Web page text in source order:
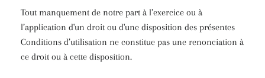
Tout manquement de notre part à l’exercice ou à
l’application d'un droit ou d'une disposition des présentes
Conditions d’utilisation ne constitue pas une renonciation à
ce droit ou à cette disposition.